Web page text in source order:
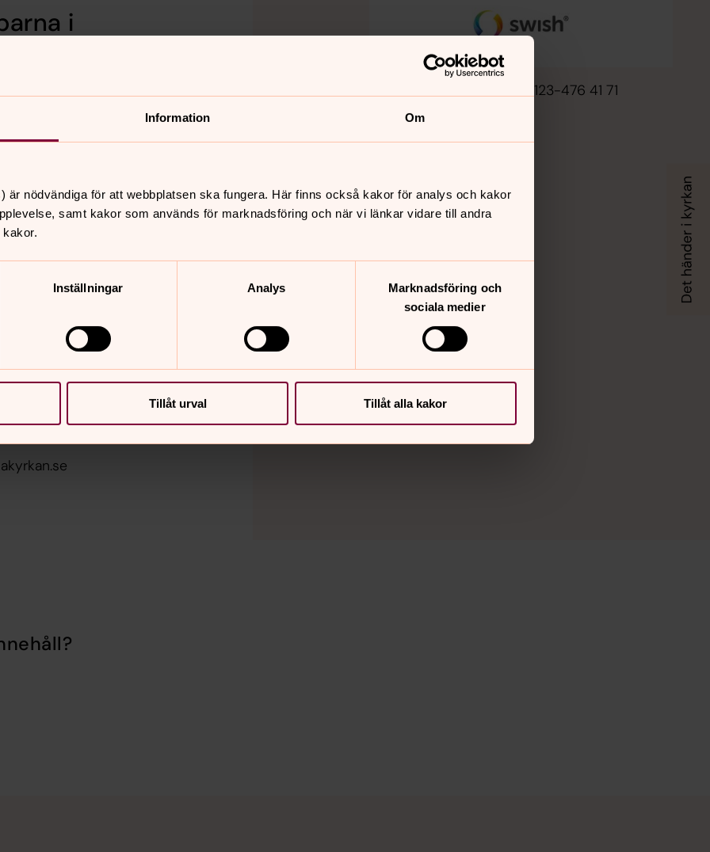
Information Om
är nödvändiga för att webbplatsen ska fungera. Här finns också kakor för analys och kakor
samt kakor som används för marknadsföring och när vi länkar vidare till andra
Inställningar Analys
Marknadsföring och
sociala medier
Tillåt urval Tillåt alla kakor
Swishkod Hjälparna i Vara 123-476 41 71
i